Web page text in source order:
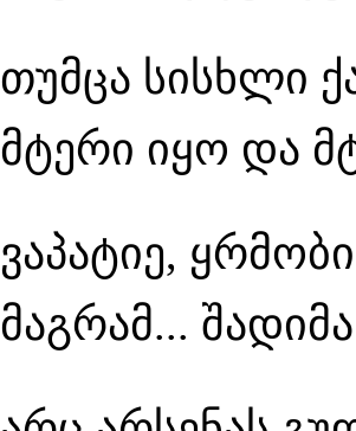
თუმცა სისხლი
მტერი იყო და
ვაპატიე,
მაგრამ...